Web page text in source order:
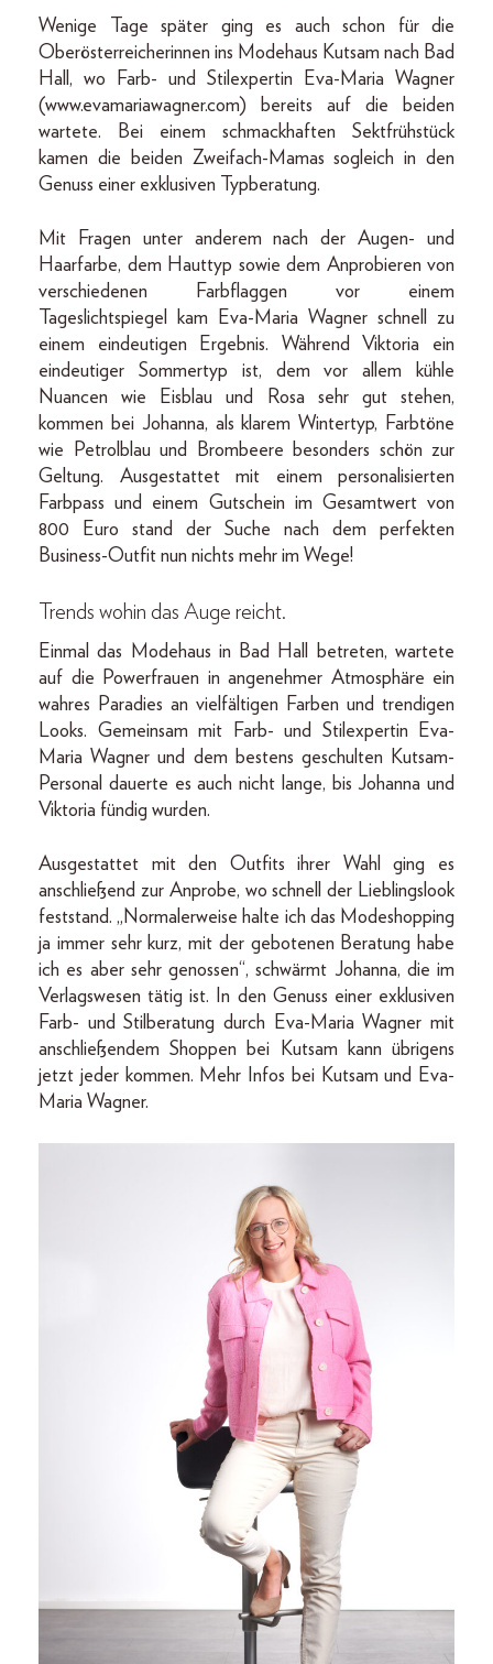
Wenige Tage später ging es auch schon für die
Oberösterreicherinnen ins Modehaus Kutsam nach Bad
Hall, wo Farb- und Stilexpertin Eva-Maria Wagner
(www.evamariawagner.com) bereits auf die beiden
wartete. Bei einem schmackhaften Sektfrühstück
kamen die beiden Zweifach-Mamas sogleich in den
Genuss einer exklusiven Typberatung.
Mit Fragen unter anderem nach der Augen- und
Haarfarbe, dem Hauttyp sowie dem Anprobieren von
verschiedenen Farbflaggen vor einem
Tageslichtspiegel kam Eva-Maria Wagner schnell zu
einem eindeutigen Ergebnis. Während Viktoria ein
eindeutiger Sommertyp ist, dem vor allem kühle
Nuancen wie Eisblau und Rosa sehr gut stehen,
kommen bei Johanna, als klarem Wintertyp, Farbtöne
wie Petrolblau und Brombeere besonders schön zur
Geltung. Ausgestattet mit einem personalisierten
Farbpass und einem Gutschein im Gesamtwert von
800 Euro stand der Suche nach dem perfekten
Business-Outfit nun nichts mehr im Wege!
Trends wohin das Auge reicht.
Einmal das Modehaus in Bad Hall betreten, wartete
auf die Powerfrauen in angenehmer Atmosphäre ein
wahres Paradies an vielfältigen Farben und trendigen
Looks. Gemeinsam mit Farb- und Stilexpertin Eva-
Maria Wagner und dem bestens geschulten Kutsam-
Personal dauerte es auch nicht lange, bis Johanna und
Viktoria fündig wurden.
Ausgestattet mit den Outfits ihrer Wahl ging es
anschließend zur Anprobe, wo schnell der Lieblingslook
feststand. „Normalerweise halte ich das Modeshopping
ja immer sehr kurz, mit der gebotenen Beratung habe
ich es aber sehr genossen“, schwärmt Johanna, die im
Verlagswesen tätig ist. In den Genuss einer exklusiven
Farb- und Stilberatung durch Eva-Maria Wagner mit
anschließendem Shoppen bei Kutsam kann übrigens
jetzt jeder kommen. Mehr Infos bei Kutsam und Eva-
Maria Wagner.